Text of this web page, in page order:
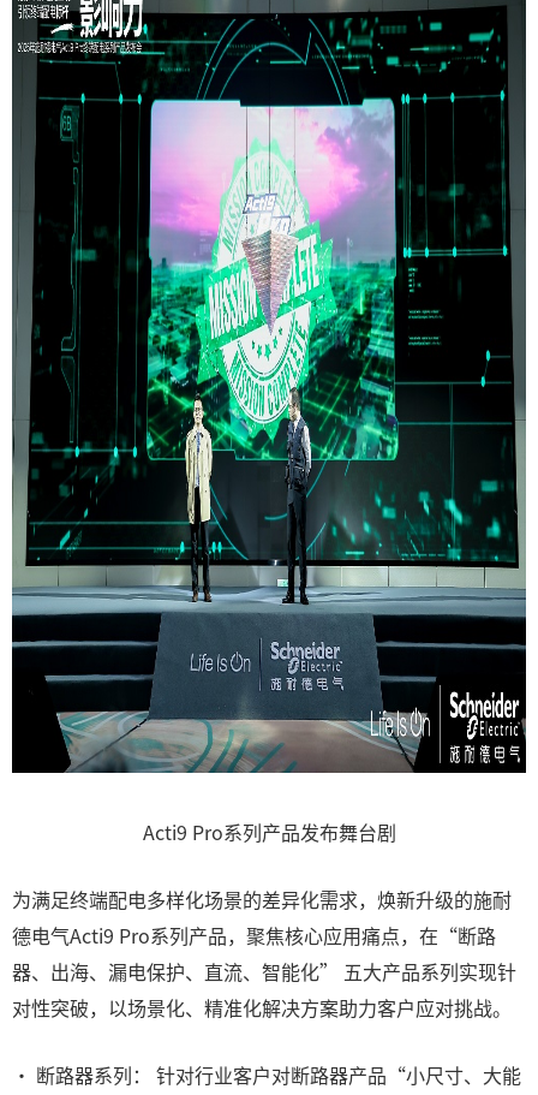
Acti9 Pro系列产品发布舞台剧
为满足终端配电多样化场景的差异化需求，焕新升级的施耐
德电气Acti9 Pro系列产品，聚焦核心应用痛点，在“断路
器、出海、漏电保护、直流、智能化” 五大产品系列实现针
对性突破，以场景化、精准化解决方案助力客户应对挑战。
• 断路器系列： 针对行业客户对断路器产品“小尺寸、大能